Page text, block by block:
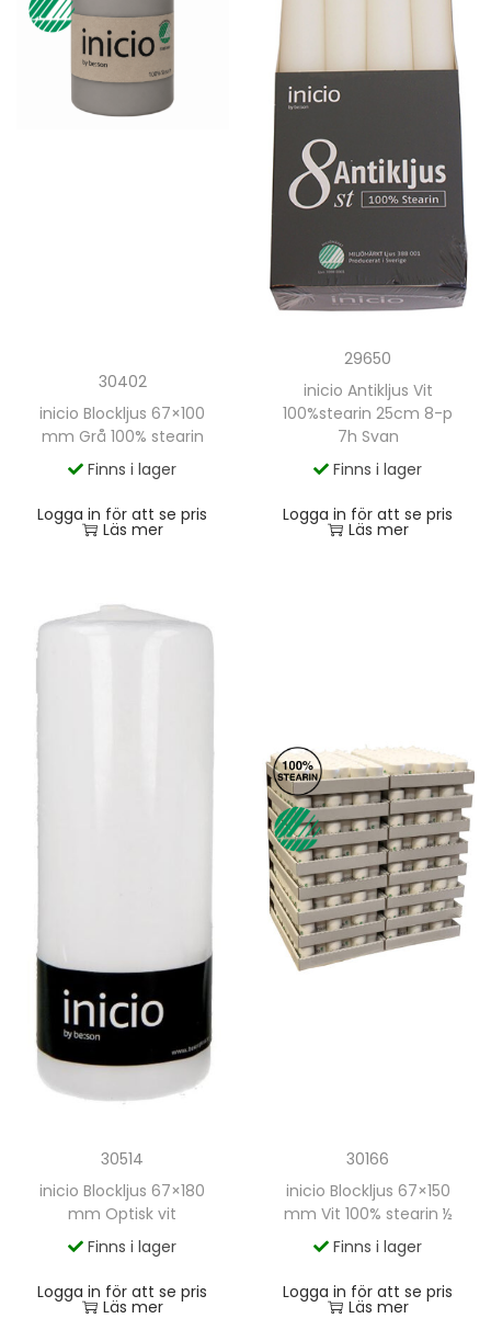
30402
inicio Blockljus 67×100
mm Grå 100% stearin
Finns i lager
Logga in för att se pris
Läs mer
29650
inicio Antikljus Vit
100%stearin 25cm 8-p
7h Svan
Finns i lager
Logga in för att se pris
Läs mer
30514
inicio Blockljus 67×180
mm Optisk vit
Finns i lager
Logga in för att se pris
Läs mer
30166
inicio Blockljus 67×150
mm Vit 100% stearin ½
Finns i lager
Logga in för att se pris
Läs mer